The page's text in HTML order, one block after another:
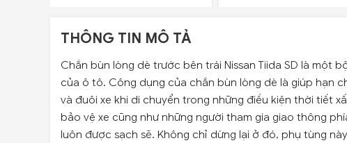
THÔNG TIN MÔ TẢ
Chắn bùn lòng dè trước bên trái Nissan Tiida SD là một
của ô tô. Công dụng của chắn bùn lòng dè là giúp hạn
và đuôi xe khi di chuyển trong những điều kiện thời tiết
bảo vệ xe cũng như những người tham gia giao thông
luôn được sạch sẽ. Không chỉ dừng lại ở đó, phụ tùng